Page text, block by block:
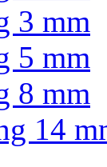
3 mm
5 mm
8 mm
14